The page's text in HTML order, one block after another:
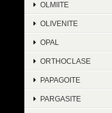
OLMIITE
OLIVENITE
OPAL
ORTHOCLASE
PAPAGOITE
PARGASITE